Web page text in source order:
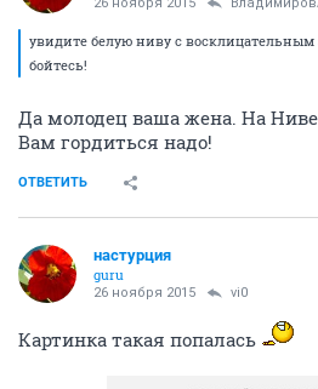
увидите белую ниву с
бойтесь!
Да молодец ваша жена. На
Вам гордиться надо!
ОТВЕТИТЬ
настурция
guru
26 ноября 2015 vi0
Картинка такая попалась